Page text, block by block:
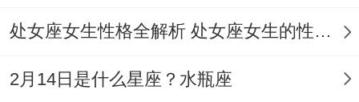
学习建议
收听提升情商的播客。
处女座女生性格全解析 处女座女生的性格是什么样的
2月14日是什么星座？水瓶座